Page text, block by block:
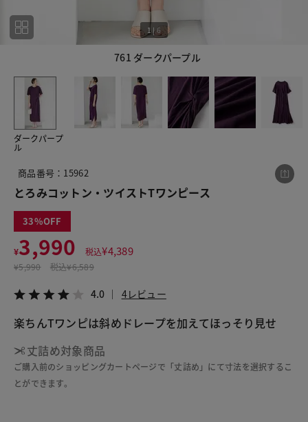
761 ダークパープル
1 |6
ダークパープ
ル
1
商品番号：15962
とろみコットン・ツイストTワンピース
33
¥3,990 税込¥4,389
¥5,990 税込¥6,589
4.0 4レビュー
楽ちんTワンピは斜めドレープを加えてほっそり見せ
丈詰め対象商品
ご購入前のショッピングカートページで「丈詰め」にて寸法を選択するこ
とができます。
この商品をシェアする
¥3,990
税込¥4,389